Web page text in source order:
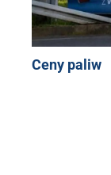
Ceny paliw